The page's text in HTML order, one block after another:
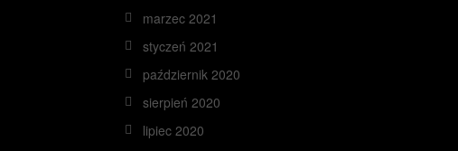
marzec 2021
styczeń 2021
październik 2020
sierpień 2020
lipiec 2020